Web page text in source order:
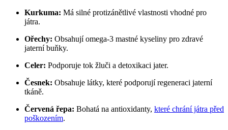
Kurkuma: Má silné protizánětlivé vlastnosti vhodné pro
játra.
Ořechy: Obsahují omega-3 mastné kyseliny pro zdravé
jaterní buňky.
Celer: Podporuje tok žluči a detoxikaci jater.
Česnek: Obsahuje látky, které podporují regeneraci jaterní
tkáně.
Červená řepa: Bohatá na antioxidanty, které chrání játra před
poškozením.